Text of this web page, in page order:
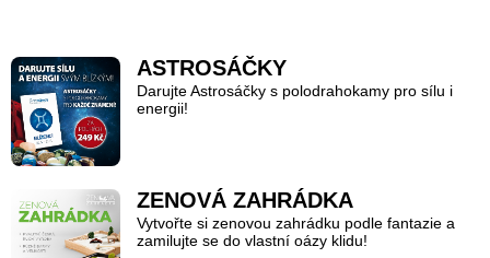
ASTROSÁČKY
Darujte Astrosáčky s polodrahokamy pro sílu i
energii!
ZENOVÁ ZAHRÁDKA
Vytvořte si zenovou zahrádku podle fantazie a
zamilujte se do vlastní oázy klidu!